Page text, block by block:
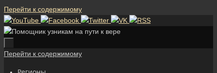
Перейти к содержимому
Перейти к содержимому